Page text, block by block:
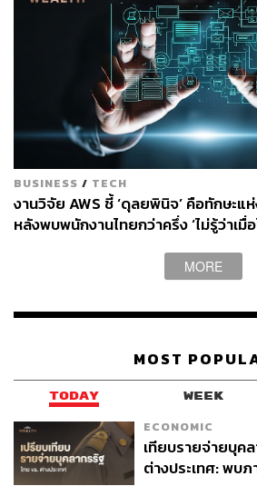
ABOUT THE
THE
กองบรรณาธิการ
BUSINESS / TECH
งานวิจัย AWS ชี้ ‘ดุลยพินิจ’ คือทักษะแ
หลังพบพนักงานไทยกว่าครึ่ง ‘ไม่รู้ว่าเมื่
MORE
MOST
TODAY WEEK
ECONOMIC
เทียบรายจ่ายบุค
ต่างประเทศ: พบ